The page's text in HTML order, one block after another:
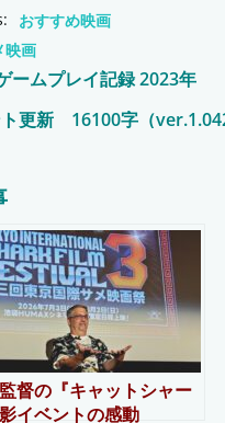
おすすめ映画
映画
ームプレイ記録 2023年
更新 16100字（
督の『キャットシャー
イベントの感動